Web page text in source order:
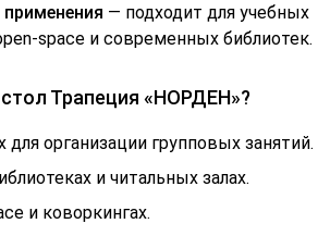
— подходит для учебных
space и современных библиотек.
Трапеция «НОРДЕН»?
для организации групповых занятий.
и читальных залах.
и коворкингах.